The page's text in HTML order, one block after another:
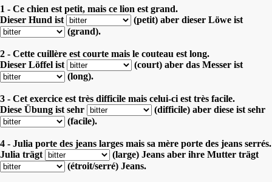
1 - Ce chien est petit, mais ce lion est grand.
Dieser Hund ist
(petit) aber dieser Löwe ist
(grand).
2 - Cette cuillère est courte mais le couteau est long.
Dieser Löffel ist
(court) aber das Messer ist
(long).
3 - Cet exercice est très difficile mais celui-ci est très facile.
Diese Übung ist sehr
(difficile) aber diese ist sehr
(facile).
4 - Julia porte des jeans larges mais sa mère porte des jeans serrés.
Julia trägt
(large) Jeans aber ihre Mutter trägt
(étroit/serré) Jeans.